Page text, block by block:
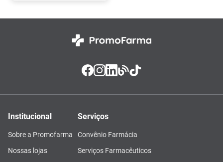
Institucional
Sobre a Promofarma
Nossas lojas
Serviços
Convênio Farmácia
Serviços Farmacêuticos